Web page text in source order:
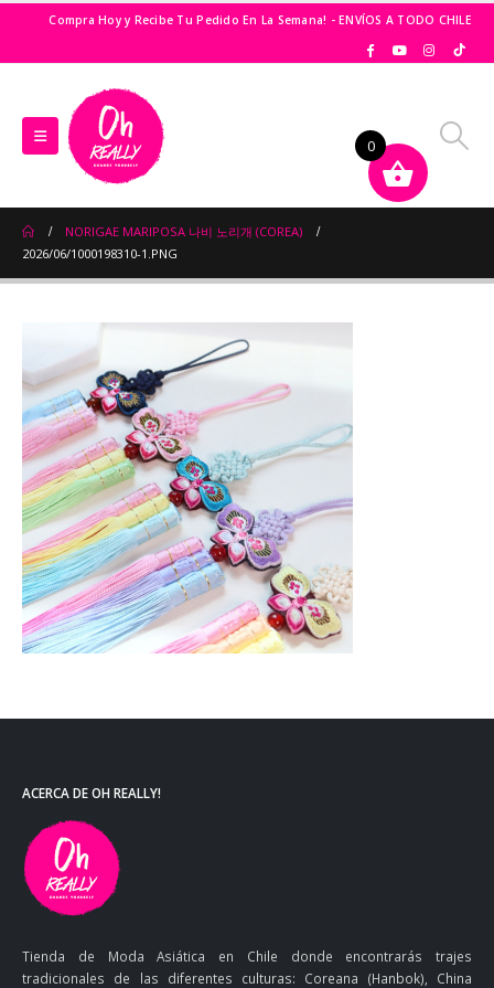
Compra Hoy y Recibe Tu Pedido En La Semana! - ENVÍOS A TODO CHILE
NORIGAE MARIPOSA 나비 노리개 (COREA)
2026/06/1000198310-1.PNG
ACERCA DE OH REALLY!
Tienda de Moda Asiática en Chile donde encontrarás trajes
tradicionales de las diferentes culturas: Coreana (Hanbok), China
0